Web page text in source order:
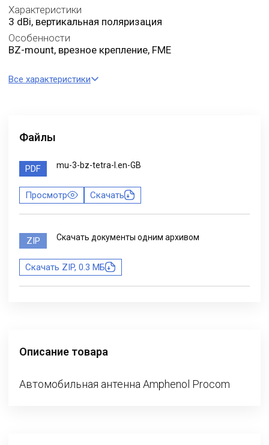
Характеристики
3 dBi, вертикальная поляризация
Особенности
BZ-mount, врезное крепление, FME
Все характеристики
Файлы
PDF mu-3-bz-tetra-l.en-GB
Просмотр Скачать
ZIP Скачать документы одним архивом
Скачать ZIP, 0.3 МБ
Описание товара
Автомобильная антенна Amphenol Procom